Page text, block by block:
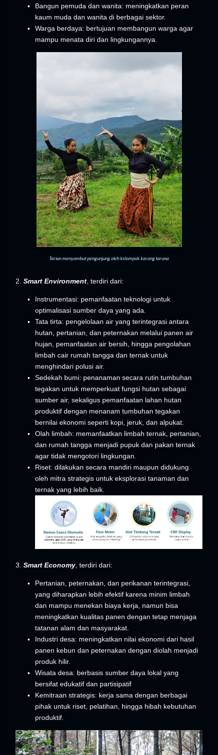
Bangun pemuda dan wanita: meningkatkan peran
kaum muda dan wanita di berbagai sektor.
Warga berdaya: bertujuan membangun warga agar
mampu menata diri dan lingkungannya.
Tarian menyambut pengunjung oleh kelompok karang taruna
2. Smart Environment , terdiri dari:
Instrumentasi: pemanfaatan teknologi untuk
optimalisasi sumber daya yang ada.
Tata tirta: pengelolaan air yang terintegrasi antara
hutan, pertanian, dan peternakan melalui panen air
hujan, pemanfaatan air bersih, hingga pengolahan
limbah cair rumah tangga dan ternak untuk
menghindari polusi air.
Sedekah bumi: penanaman secara rutin tumbuhan
tegakan untuk memperkuat fungsi hutan sebagai
sumber air, sekaligus pemanfaatan lahan hutan
produktif dengan menanam tumbuhan tegakan
bernilai ekonomi seperti kopi, jeruk, dan alpukat.
Olah limbah: memanfaatkan limbah ternak, pertanian,
dan rumah tangga menjadi pupuk dan pakan ternak
agar tidak mengotori lingkungan.
Riset: dilakukan secara mandiri maupun didukung
oleh mitra strategis untuk eksplorasi tanaman dan
ternak yang lebih baik.
3. Smart Economy, terdiri dari:
Pertanian, peternakan, dan perikanan terintegrasi,
yang diharapkan lebih efektif karena minim limbah
dan mampu menekan biaya kerja, namun bisa
meningkatkan kualitas panen dengan tetap menjaga
tatanan alam dan masyarakat.
Industri desa: meningkatkan nilai ekonomi dari hasil
panen kebun dan peternakan dengan diolah menjadi
produk hilir.
Wisata desa: berbasis sumber daya lokal yang
bersifat edukatif dan partisipatif
Kemitraan strategis: kerja sama dengan berbagai
pihak untuk riset, pelatihan, hingga hibah kebutuhan
produktif.